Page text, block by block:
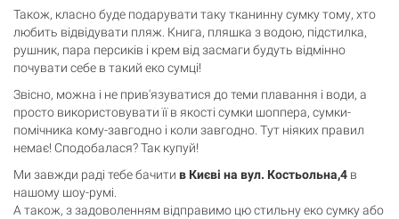
Також, класно буде подарувати таку тканинну сумку тому, хто
любить відвідувати пляж. Книга, пляшка з водою, підстилка,
рушник, пара персиків і крем від засмаги будуть відмінно
почувати себе в такий еко сумці!
Звісно, можна і не прив'язуватися до теми плавання і води, а
просто використовувати її в якості сумки шоппера, сумки-
помічника кому-завгодно і коли завгодно. Тут ніяких правил
немає! Сподобалася? Так купуй!
Ми завжди раді тебе бачити в Києві на вул. Костьольна,4 в
нашому шоу-румі.
А також, з задоволенням відправимо цю стильну еко сумку або